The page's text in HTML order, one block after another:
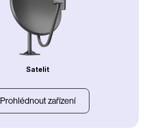
Satelit
Prohlédnout zařízení